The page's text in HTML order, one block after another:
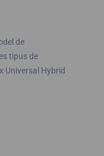
de
tipus de
Universal Hybrid